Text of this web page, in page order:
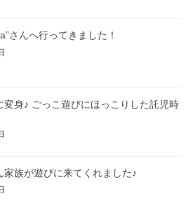
さんへ行ってきました！
変身♪ ごっこ遊びにほっこりした託児時
家族が遊びに来てくれました♪